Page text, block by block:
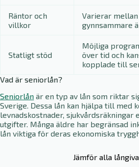
Räntor och
villkor
Varierar
gynnsammare
Statligt stöd
Möjliga
över tid och
kopplade till
Vad är seniorlån?
Seniorlån är en typ av lån som riktar
Sverige. Dessa lån kan hjälpa till med
levnadskostnader, sjukvårdsräkningar
utgifter. Många äldre har begränsad
lån viktiga för deras ekonomiska
Jämför alla